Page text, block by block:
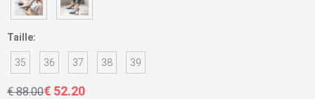
Taille:
35 36 37 38 39
€ 88.00€ 52.20